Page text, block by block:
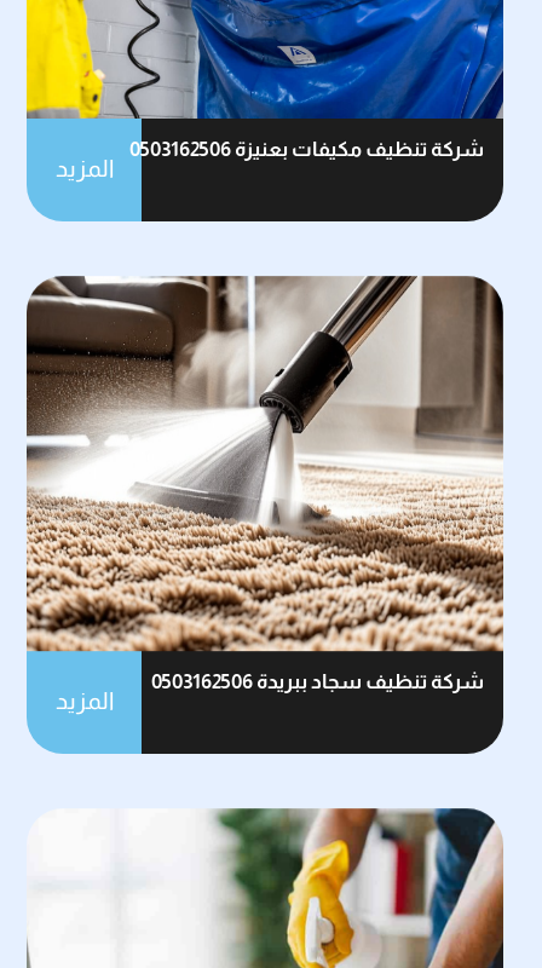
شركة تنظيف مكيفات بعنيزة 0503162506
المزيد
شركة تنظيف سجاد ببريدة 0503162506
المزيد